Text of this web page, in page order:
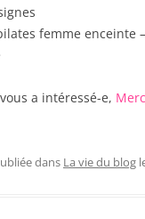
femme enceinte
a intéressé-e,
dans La vie du blog